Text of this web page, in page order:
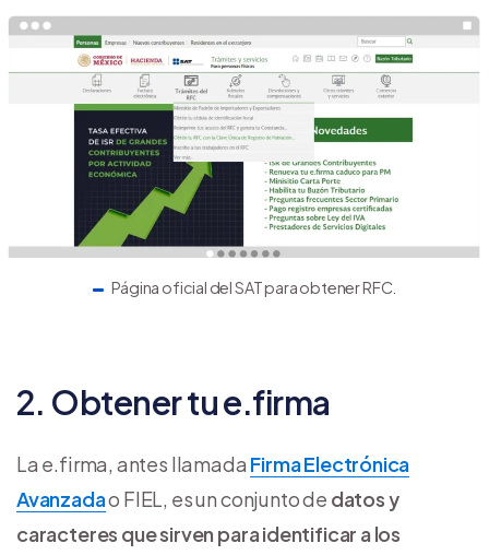
Página oficial del SAT para obtener RFC.
2. Obtener tu e.firma
La e.firma, antes llamada Firma Electrónica
Avanzadao FIEL, es un conjunto de datos y
caracteres que sirven para identificar a los